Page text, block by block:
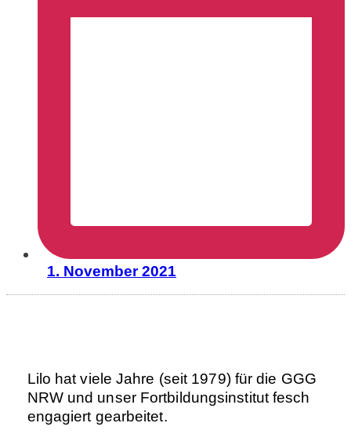
1. November 2021
Lilo hat viele Jahre (seit 1979) für die GGG
NRW und unser Fortbildungsinstitut fesch
engagiert gearbeitet.